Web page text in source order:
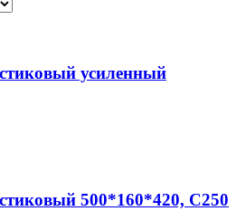
усиленный
500*160*420, С250